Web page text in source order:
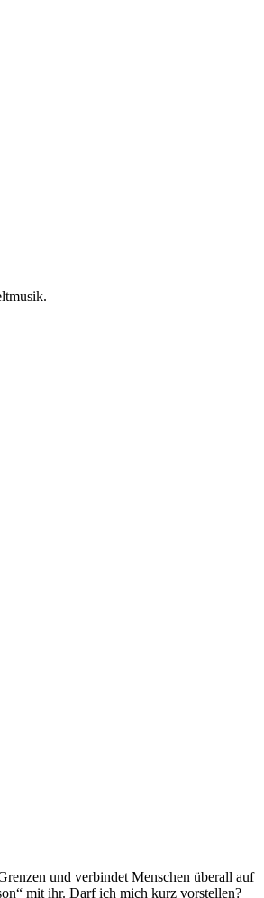
und verbindet Menschen überall auf
mit ihr. Darf ich mich kurz vorstellen?